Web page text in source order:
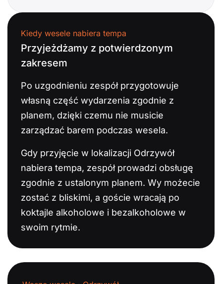
Kiedy wesele nabiera tempa
Przyjeżdżamy z potwierdzonym
zakresem
Po uzgodnieniu zespół przygotowuje
własną część wydarzenia zgodnie z
planem, dzięki czemu nie musicie
zarządzać barem podczas wesela.
Gdy przyjęcie w lokalizacji Odrzywół
nabiera tempa, zespół prowadzi obsługę
zgodnie z ustalonym planem. Wy możecie
zostać z bliskimi, a goście wracają po
koktajle alkoholowe i bezalkoholowe w
swoim rytmie.